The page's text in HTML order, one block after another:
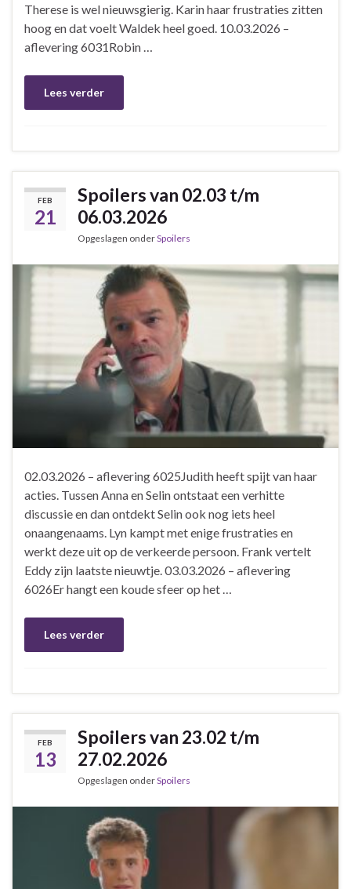
Therese is wel nieuwsgierig. Karin haar frustraties zitten
hoog en dat voelt Waldek heel goed. 10.03.2026 –
aflevering 6031Robin …
Lees verder
FEB
21
Spoilers van 02.03 t/m
06.03.2026
Opgeslagen onderSpoilers
02.03.2026 – aflevering 6025Judith heeft spijt van haar
acties. Tussen Anna en Selin ontstaat een verhitte
discussie en dan ontdekt Selin ook nog iets heel
onaangenaams. Lyn kampt met enige frustraties en
werkt deze uit op de verkeerde persoon. Frank vertelt
Eddy zijn laatste nieuwtje. 03.03.2026 – aflevering
6026Er hangt een koude sfeer op het …
Lees verder
FEB
13
Spoilers van 23.02 t/m
27.02.2026
Opgeslagen onderSpoilers